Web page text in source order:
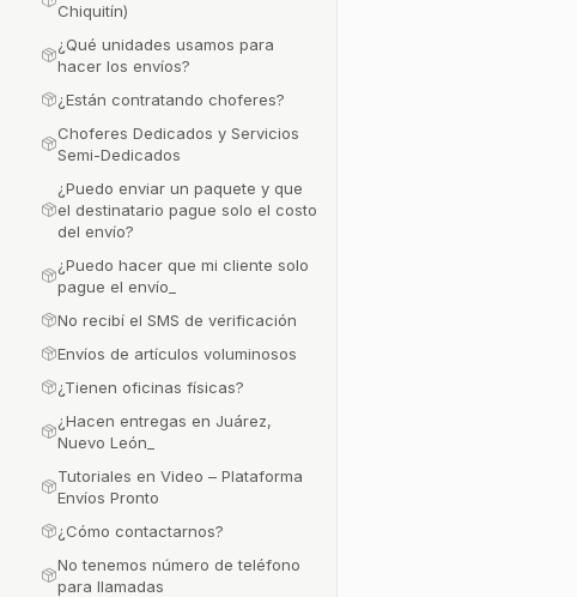
Chiquitín)
¿Qué unidades usamos para
hacer los envíos?
¿Están contratando choferes?
Choferes Dedicados y Servicios
Semi-Dedicados
¿Puedo enviar un paquete y que
el destinatario pague solo el costo
del envío?
¿Puedo hacer que mi cliente solo
pague el envío_
No recibí el SMS de verificación
Envíos de artículos voluminosos
¿Tienen oficinas físicas?
¿Hacen entregas en Juárez,
Nuevo León_
Tutoriales en Video – Plataforma
Envíos Pronto
¿Cómo contactarnos?
No tenemos número de teléfono
para llamadas